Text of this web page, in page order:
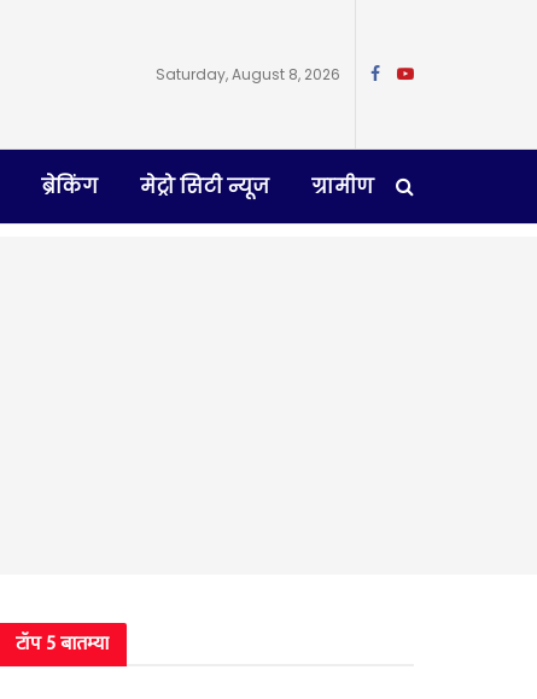
Saturday, August 8, 2026
ब्रेकिंग मेट्रो सिटी न्यूज ग्रामीण
टॉप 5 बातम्या